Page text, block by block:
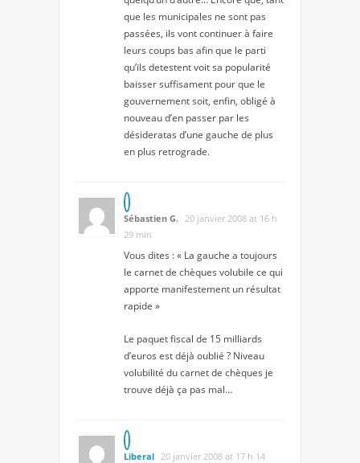
que les municipales ne sont pas
passées, ils vont continuer à faire
leurs coups bas afin que le parti
qu’ils detestent voit sa popularité
baisser suffisament pour que le
gouvernement soit, enfin, obligé à
nouveau d’en passer par les
désideratas d’une gauche de plus
en plus retrograde.
Sébastien G. 20 janvier 2008 at 16 h
29 min
Vous dites : « La gauche a toujours
le carnet de chèques volubile ce qui
apporte manifestement un résultat
rapide »
Le paquet fiscal de 15 milliards
d’euros est déjà oublié ? Niveau
volubilité du carnet de chèques je
trouve déjà ça pas mal…
Liberal 20 janvier 2008 at 17 h 14